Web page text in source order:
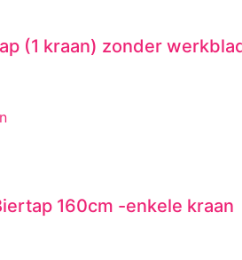
(1 kraan) zonder
160cm -enkele kraan